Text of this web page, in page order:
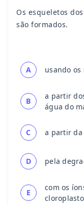
Os esqueletos
são formados.
A usando
B
a partir
água do
C a partir da
D pela
E
com os